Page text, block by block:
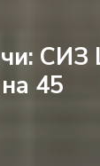
на 45